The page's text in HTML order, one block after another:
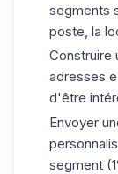
segments
poste, la
Construire
adresses
d'être
Envoyer
segment